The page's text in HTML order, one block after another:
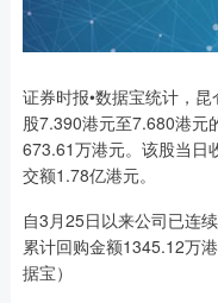
证券时报•数据宝统计，
股7.390港元至7.680港元
673.61万港元。该股当日
交额1.78亿港元。
自3月25日以来公司已连
累计回购金额1345.12万
据宝）